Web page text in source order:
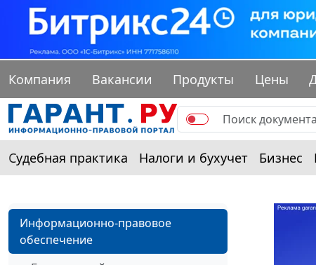
Компания Вакансии Продукты Цены
Судебная практика Налоги и бухучет Бизнес
Информационно-правовое
обеспечение